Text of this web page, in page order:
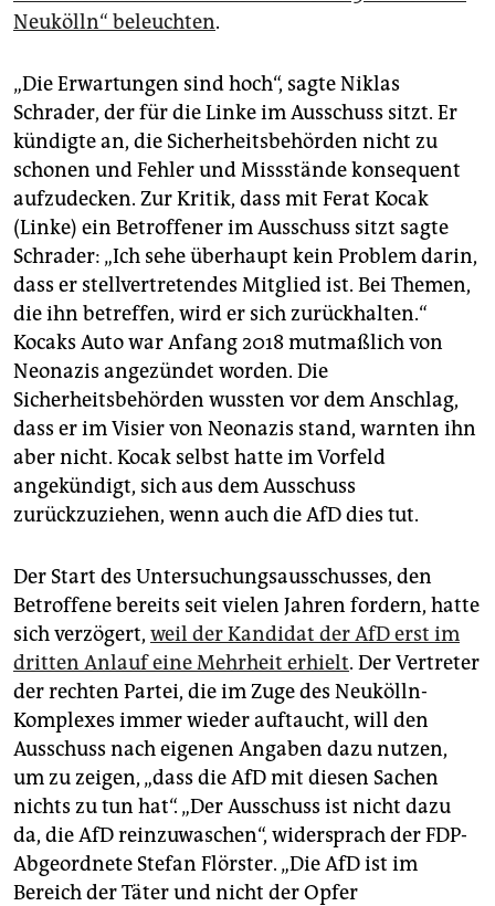
Neukölln“ beleuchten.
„Die Erwartungen sind hoch“, sagte Niklas
Schrader, der für die Linke im Ausschuss sitzt. Er
kündigte an, die Sicherheitsbehörden nicht zu
schonen und Fehler und Missstände konsequent
aufzudecken. Zur Kritik, dass mit Ferat Kocak
(Linke) ein Betroffener im Ausschuss sitzt sagte
Schrader: „Ich sehe überhaupt kein Problem darin,
dass er stellvertretendes Mitglied ist. Bei Themen,
die ihn betreffen, wird er sich zurückhalten.“
Kocaks Auto war Anfang 2018 mutmaßlich von
Neonazis angezündet worden. Die
Sicherheitsbehörden wussten vor dem Anschlag,
dass er im Visier von Neonazis stand, warnten ihn
aber nicht. Kocak selbst hatte im Vorfeld
angekündigt, sich aus dem Ausschuss
zurückzuziehen, wenn auch die AfD dies tut.
Der Start des Untersuchungsausschusses, den
Betroffene bereits seit vielen Jahren fordern, hatte
sich verzögert, weil der Kandidat der AfD erst im
dritten Anlauf eine Mehrheit erhielt. Der Vertreter
der rechten Partei, die im Zuge des Neukölln-
Komplexes immer wieder auftaucht, will den
Ausschuss nach eigenen Angaben dazu nutzen,
um zu zeigen, „dass die AfD mit diesen Sachen
nichts zu tun hat“. „Der Ausschuss ist nicht dazu
da, die AfD reinzuwaschen“, widersprach der FDP-
Abgeordnete Stefan Flörster. „Die AfD ist im
Bereich der Täter und nicht der Opfer